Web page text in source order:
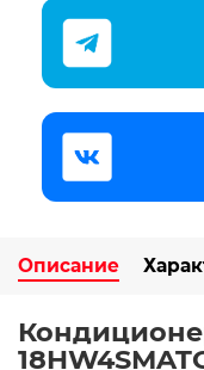
Описание